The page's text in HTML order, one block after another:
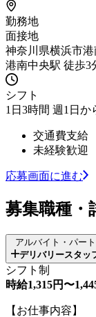
勤務地
面接地
神奈川県横浜市
港南中央駅 徒歩3
シフト
1日3時間 週1日か
交通費支給
未経験歓迎
応募画面に進む
募集職種・
アルバイト・パート
デリバリースタッ
シフト制
時給1,315円〜
【お仕事内容】